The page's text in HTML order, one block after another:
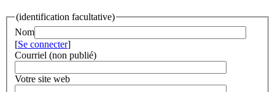
(identification facultative)
Nom
[Se connecter]
Courriel (non publié)
Votre site web